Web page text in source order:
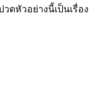
ดหัวอย่างนี้เป็นเรื่อง